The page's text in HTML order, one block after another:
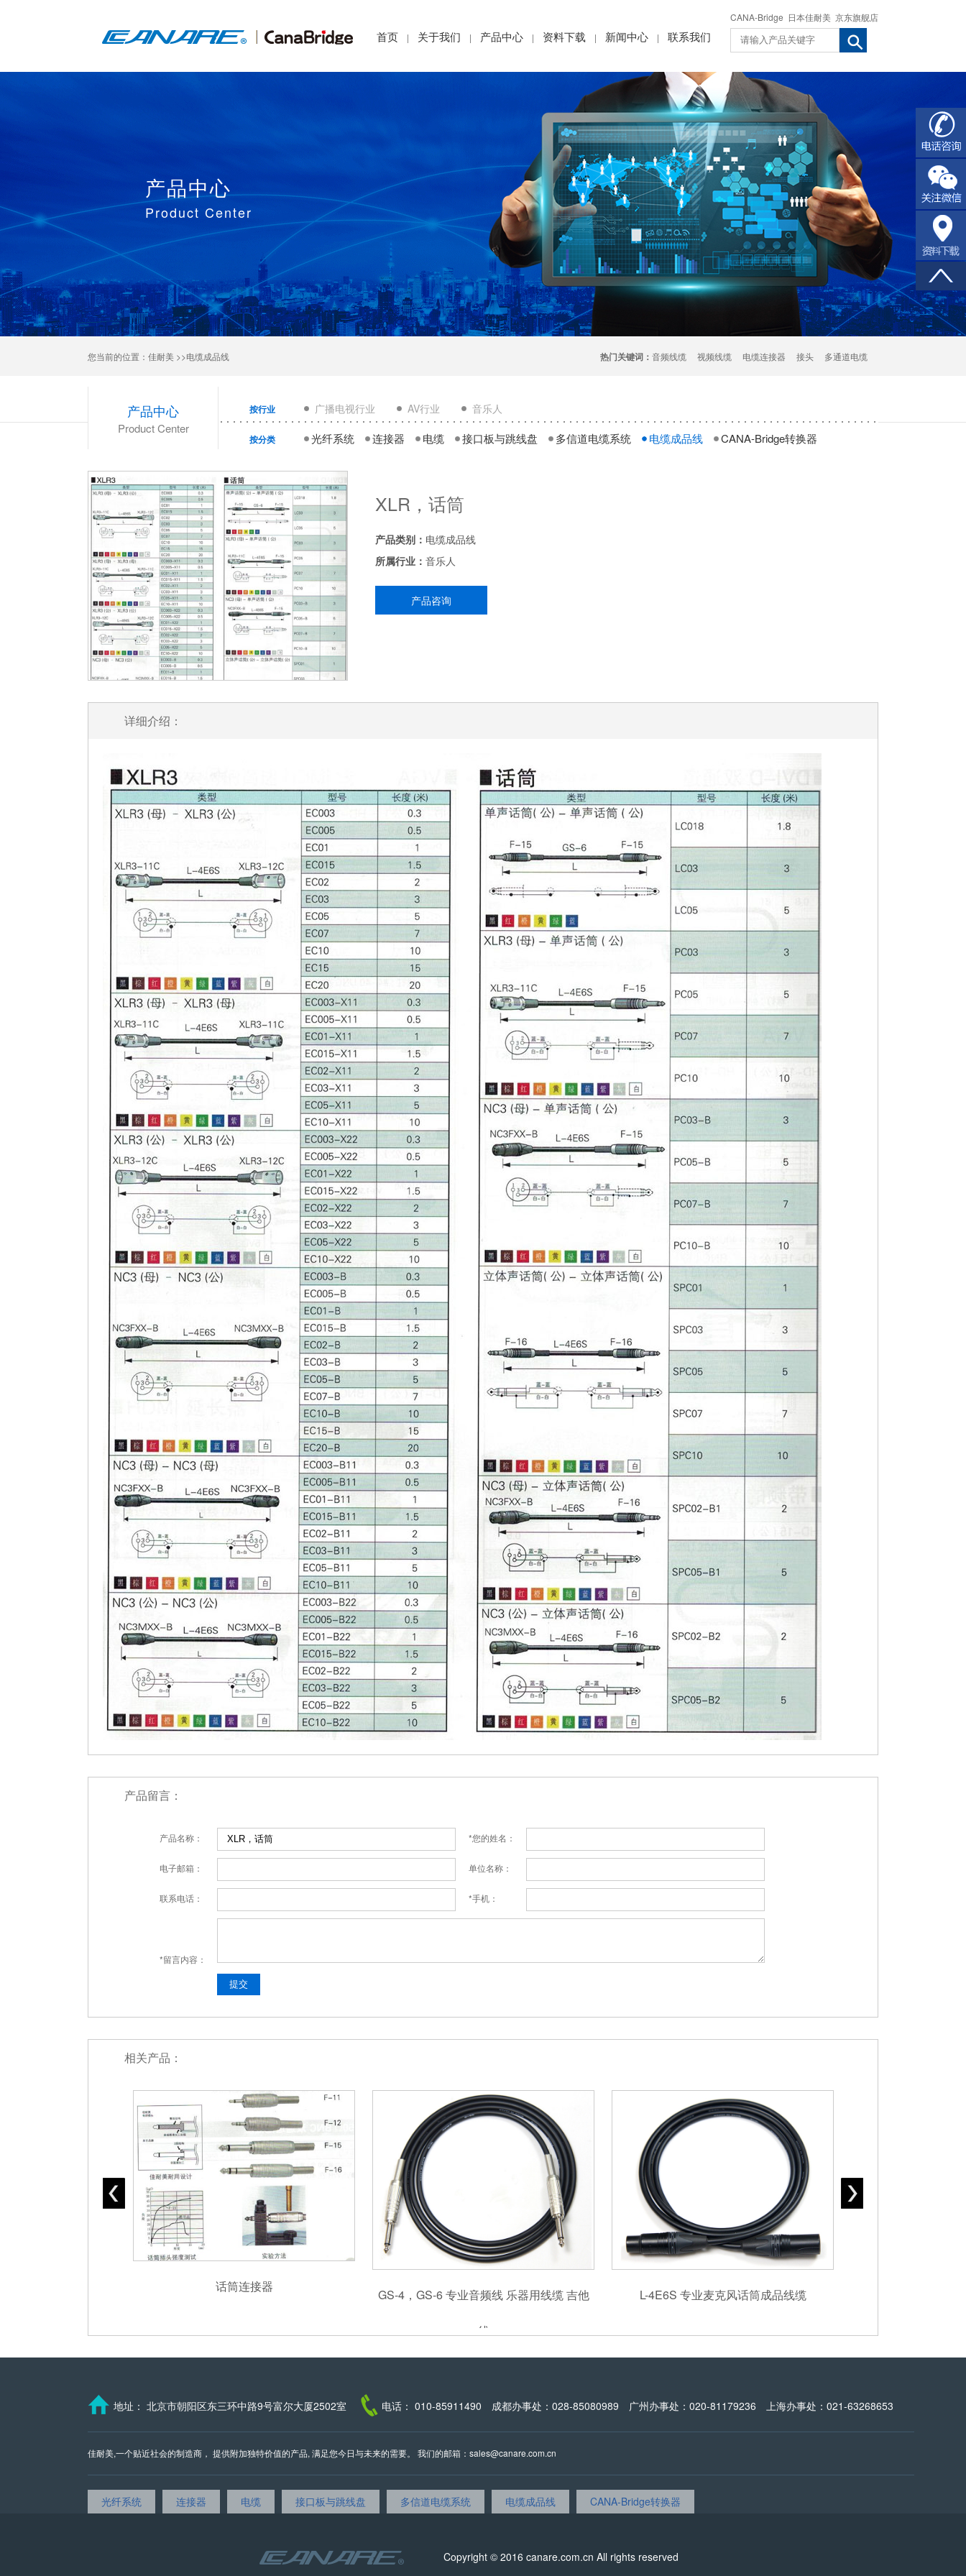
首页 | 关于我们 | 产品中心 | 资料下载 | 新闻中心 | 联系我们
CANA-Bridge 日本佳耐美 京东旗舰店
产品中心
Product Center
您当前的位置： 佳耐美 >>电缆成品线 热门关键词： 音频线缆 视频线缆 电缆连接器 接头 多通道电缆
产品中心
Product Center
按行业 广播电视行业 AV行业 音乐人
按分类 光纤系统 连接器 电缆 接口板与跳线盘 多信道电缆系统 电缆成品线 CANA-Bridge转换器
XLR，话筒
产品类别： 电缆成品线
所属行业： 音乐人
产品咨询
详细介绍：
产品留言：
产品名称： *您的姓名：
电子邮箱： 单位名称：
联系电话： *手机：
*留言内容：
相关产品：
话筒连接器
GS-4，GS-6 专业音频线 乐器用线缆 吉他
线
L-4E6S 专业麦克风话筒成品线缆
地址： 北京市朝阳区东三环中路9号富尔大厦2502室 电话： 010-85911490 成都办事处：028-85080989 广州办事处：020-81179236 上海办事处：021-63268653
佳耐美,一个贴近社会的制造商， 提供附加独特价值的产品, 满足您今日与未来的需要。 我们的邮箱：sales@canare.com.cn
光纤系统 连接器 电缆 接口板与跳线盘 多信道电缆系统 电缆成品线 CANA-Bridge转换器
Copyright © 2016 canare.com.cn All rights reserved